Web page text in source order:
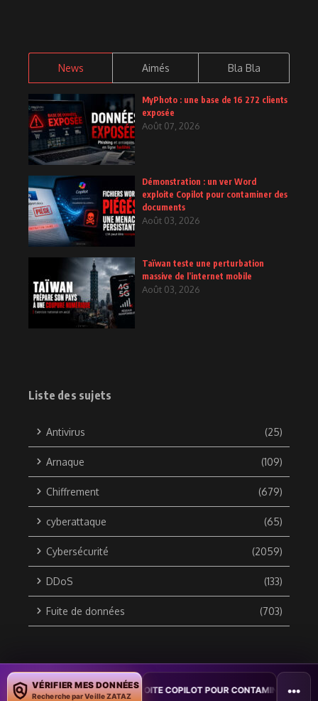
News Aimés Bla Bla
MyPhoto : une base de 16 272 clients
exposée
Août 07, 2026
Démonstration : un ver Word
exploite Copilot pour contaminer des
documents
Août 03, 2026
Taïwan teste une perturbation
massive de l’internet mobile
Août 03, 2026
Liste des sujets
Antivirus (25)
Arnaque (109)
Chiffrement (679)
cyberattaque (65)
Cybersécurité (2059)
DDoS (133)
Fuite de données (703)
Copyright © 2010 / 2026 DATA SECURITY BREACH - Groupe
ZATAZ Média
VÉRIFIER MES DONNÉES
Recherche par Veille ZATAZ
: UN VER WORD EXPLOITE COPILOT POUR CONTAMINER DES DOCUMENTS
•••